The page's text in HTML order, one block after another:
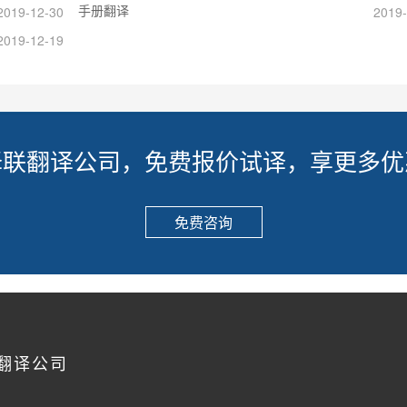
12-30 手册翻译
12-19
翻译公司，免费报价试译，享更多
免费咨询
译公司